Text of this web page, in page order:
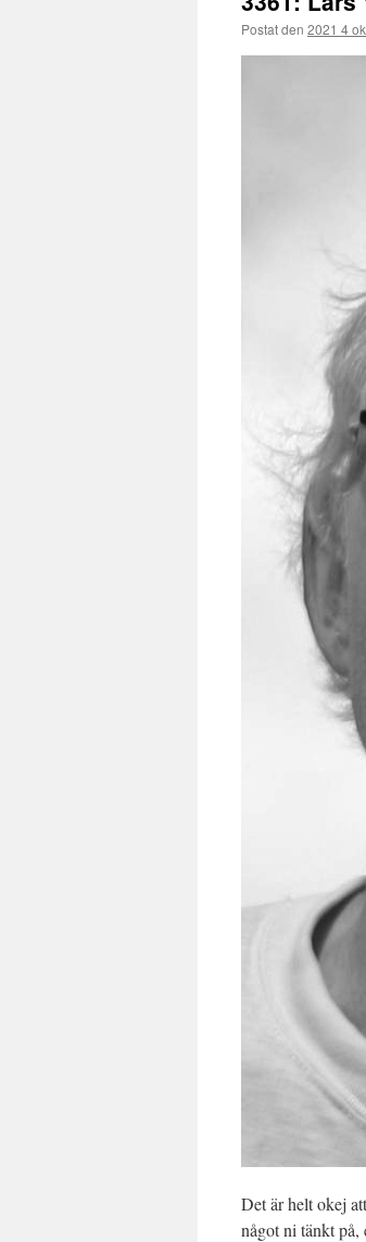
Postat den 2021 4
Det är helt okej
något ni tänkt på,